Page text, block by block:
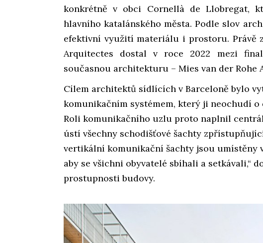
konkrétně v obci Cornellà de Llobregat,
hlavního katalánského města. Podle slov
efektivní využití materiálu i prostoru. Právě
Arquitectes dostal v roce 2022 mezi
současnou architekturu – Mies van der Rohe
Cílem architektů sídlících v Barceloně bylo
komunikačním systémem, který ji neochudí
Roli komunikačního uzlu proto naplnil
ústí všechny schodišťové šachty
vertikální komunikační šachty jsou umístěny
aby se všichni obyvatelé sbíhali a setkávali,“
prostupnosti budovy.